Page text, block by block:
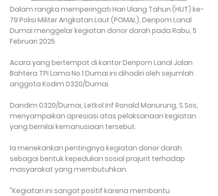
Dalam rangka memperingati Hari Ulang Tahun (HUT) ke-
79 Polisi Militer Angkatan Laut (POMAL), Denpom Lanal
Dumai menggelar kegiatan donor darah pada Rabu, 5
Februari 2025.
Acara yang bertempat di kantor Denpom Lanal Jalan
Bahtera TPI Lama No.1 Dumai ini dihadiri oleh sejumlah
anggota Kodim 0320/Dumai.
Dandim 0320/Dumai, Letkol Inf Ronald Manurung, S.Sos,
menyampaikan apresiasi atas pelaksanaan kegiatan
yang bernilai kemanusiaan tersebut.
Ia menekankan pentingnya kegiatan donor darah
sebagai bentuk kepedulian sosial prajurit terhadap
masyarakat yang membutuhkan.
"Kegiatan ini sangat positif karena membantu